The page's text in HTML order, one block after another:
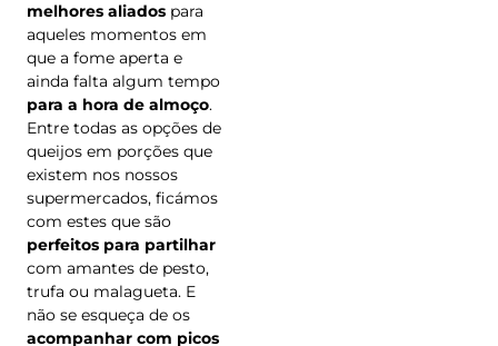
melhores aliados para
aqueles momentos em
que a fome aperta e
ainda falta algum tempo
para a hora de almoço.
Entre todas as opções de
queijos em porções que
existem nos nossos
supermercados, ficámos
com estes que são
perfeitos para partilhar
com amantes de pesto,
trufa ou malagueta. E
não se esqueça de os
acompanhar com picos